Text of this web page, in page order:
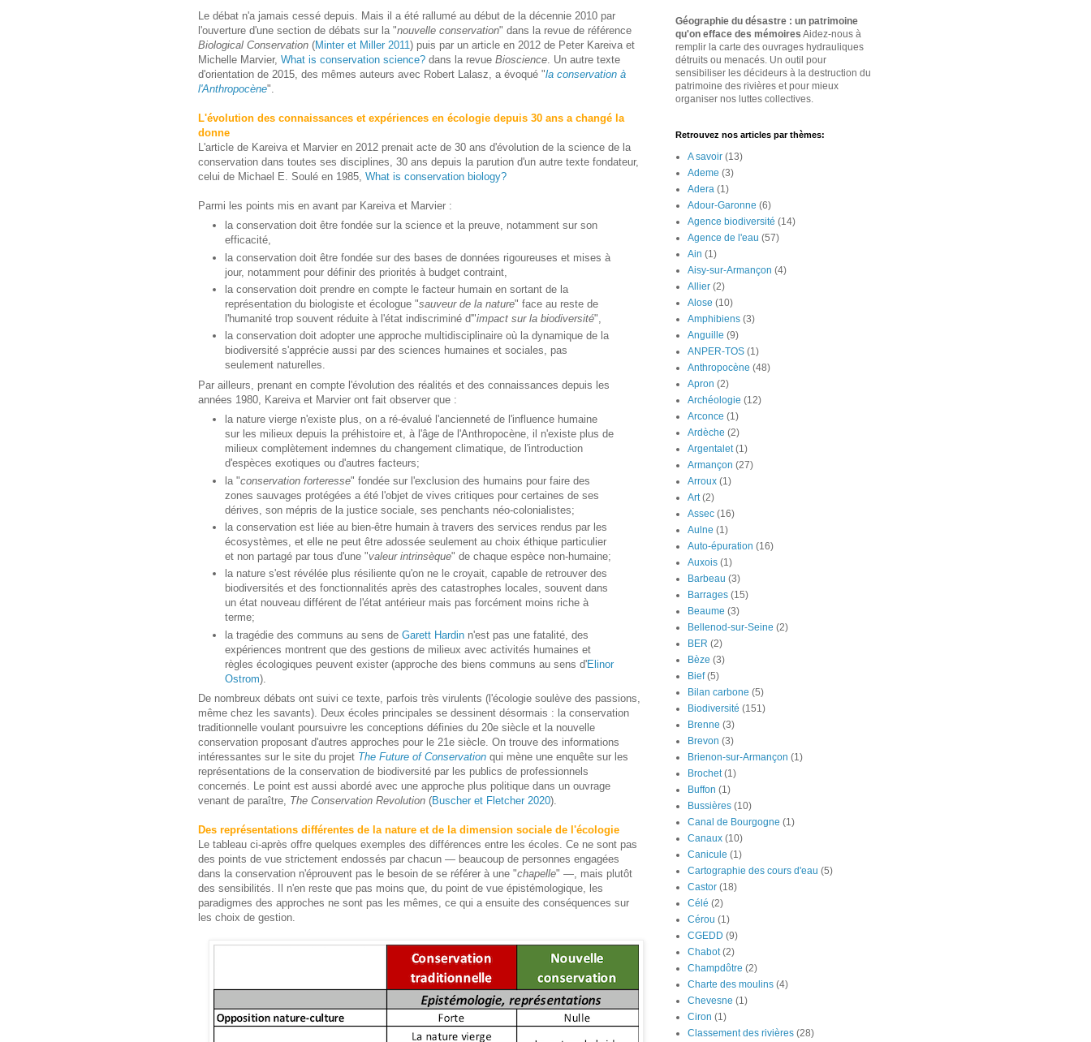
Le débat n'a jamais cessé depuis. Mais il a été rallumé au début de la décennie 2010 par
l'ouverture d'une section de débats sur la "nouvelle conservation" dans la revue de référence
Biological Conservation (Minter et Miller 2011) puis par un article en 2012 de Peter Kareiva et
Michelle Marvier, What is conservation science? dans la revue Bioscience . Un autre texte
d'orientation de 2015, des mêmes auteurs avec Robert Lalasz, a évoqué "la conservation à
l'Anthropocène".
L'évolution des connaissances et expériences en écologie depuis 30 ans a changé la
donne
L'article de Kareiva et Marvier en 2012 prenait acte de 30 ans d'évolution de la science de la
conservation dans toutes ses disciplines, 30 ans depuis la parution d'un autre texte fondateur,
celui de Michael E. Soulé en 1985, What is conservation biology?
Parmi les points mis en avant par Kareiva et Marvier :
la conservation doit être fondée sur la science et la preuve, notamment sur son
efficacité,
la conservation doit être fondée sur des bases de données rigoureuses et mises à
jour, notamment pour définir des priorités à budget contraint,
la conservation doit prendre en compte le facteur humain en sortant de la
représentation du biologiste et écologue "sauveur de la nature" face au reste de
l'humanité trop souvent réduite à l'état indiscriminé d'"impact sur la biodiversité",
la conservation doit adopter une approche multidisciplinaire où la dynamique de la
biodiversité s'apprécie aussi par des sciences humaines et sociales, pas
seulement naturelles.
Par ailleurs, prenant en compte l'évolution des réalités et des connaissances depuis les
années 1980, Kareiva et Marvier ont fait observer que :
la nature vierge n'existe plus, on a ré-évalué l'ancienneté de l'influence humaine
sur les milieux depuis la préhistoire et, à l'âge de l'Anthropocène, il n'existe plus de
milieux complètement indemnes du changement climatique, de l'introduction
d'espèces exotiques ou d'autres facteurs;
la "conservation forteresse" fondée sur l'exclusion des humains pour faire des
zones sauvages protégées a été l'objet de vives critiques pour certaines de ses
dérives, son mépris de la justice sociale, ses penchants néo-colonialistes;
la conservation est liée au bien-être humain à travers des services rendus par les
écosystèmes, et elle ne peut être adossée seulement au choix éthique particulier
et non partagé par tous d'une "valeur intrinsèque" de chaque espèce non-humaine;
la nature s'est révélée plus résiliente qu'on ne le croyait, capable de retrouver des
biodiversités et des fonctionnalités après des catastrophes locales, souvent dans
un état nouveau différent de l'état antérieur mais pas forcément moins riche à
terme;
la tragédie des communs au sens de Garett Hardin n'est pas une fatalité, des
expériences montrent que des gestions de milieux avec activités humaines et
règles écologiques peuvent exister (approche des biens communs au sens d'Elinor
Ostrom).
De nombreux débats ont suivi ce texte, parfois très virulents (l'écologie soulève des passions,
même chez les savants). Deux écoles principales se dessinent désormais : la conservation
traditionnelle voulant poursuivre les conceptions définies du 20e siècle et la nouvelle
conservation proposant d'autres approches pour le 21e siècle. On trouve des informations
intéressantes sur le site du projet The Future of Conservation qui mène une enquête sur les
représentations de la conservation de biodiversité par les publics de professionnels
concernés. Le point est aussi abordé avec une approche plus politique dans un ouvrage
venant de paraître, The Conservation Revolution (Buscher et Fletcher 2020).
Des représentations différentes de la nature et de la dimension sociale de l'écologie
Le tableau ci-après offre quelques exemples des différences entre les écoles. Ce ne sont pas
des points de vue strictement endossés par chacun — beaucoup de personnes engagées
dans la conservation n'éprouvent pas le besoin de se référer à une "chapelle" —, mais plutôt
des sensibilités. Il n'en reste que pas moins que, du point de vue épistémologique, les
paradigmes des approches ne sont pas les mêmes, ce qui a ensuite des conséquences sur
les choix de gestion.
Géographie du désastre : un patrimoine
qu'on efface des mémoires Aidez-nous à
remplir la carte des ouvrages hydrauliques
détruits ou menacés. Un outil pour
sensibiliser les décideurs à la destruction du
patrimoine des rivières et pour mieux
organiser nos luttes collectives.
Retrouvez nos articles par thèmes:
A savoir (13)
Ademe (3)
Adera (1)
Adour-Garonne (6)
Agence biodiversité (14)
Agence de l'eau (57)
Ain (1)
Aisy-sur-Armançon (4)
Allier (2)
Alose (10)
Amphibiens (3)
Anguille (9)
ANPER-TOS (1)
Anthropocène (48)
Apron (2)
Archéologie (12)
Arconce (1)
Ardèche (2)
Argentalet (1)
Armançon (27)
Arroux (1)
Art (2)
Assec (16)
Aulne (1)
Auto-épuration (16)
Auxois (1)
Barbeau (3)
Barrages (15)
Beaume (3)
Bellenod-sur-Seine (2)
BER (2)
Bèze (3)
Bief (5)
Bilan carbone (5)
Biodiversité (151)
Brenne (3)
Brevon (3)
Brienon-sur-Armançon (1)
Brochet (1)
Buffon (1)
Bussières (10)
Canal de Bourgogne (1)
Canaux (10)
Canicule (1)
Cartographie des cours d'eau (5)
Castor (18)
Célé (2)
Cérou (1)
CGEDD (9)
Chabot (2)
Champdôtre (2)
Charte des moulins (4)
Chevesne (1)
Ciron (1)
Classement des rivières (28)